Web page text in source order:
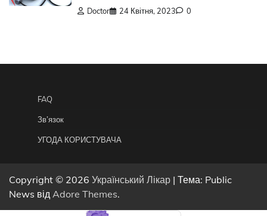
Doctor 24 Квітня, 2023 0
FAQ
Зв’язок
УГОДА КОРИСТУВАЧА
Copyright © 2026 Український Лікар | Тема: Public
News від Adore Themes.